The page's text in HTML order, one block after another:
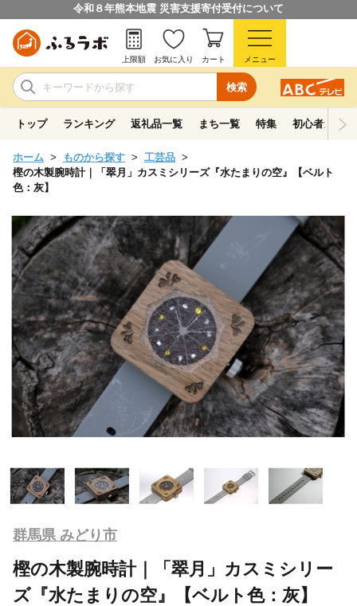
令和８年熊本地震 災害支援寄付受付について
検索
上限額 お気に入り カート メニュー
トップ ランキング 返礼品一覧 まち一覧 特集 初心者ガイド
ホーム ものから探す
工芸品
樫の木製腕時計｜「翠月」カスミシリーズ『水たまりの空』【ベルト
色：灰】
群馬県 みどり市
樫の木製腕時計｜「翠月」カスミシリー
ズ『水たまりの空』【ベルト色：灰】